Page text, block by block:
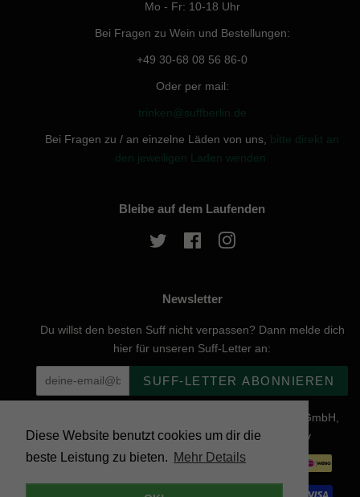
Diese Website benutzt cookies um dir die
beste Leistung zu bieten. Mehr Details
Mo - Fr: 10-18 Uhr
Bei Fragen zu Wein und Bestellungen:
+49 30-68 08 56 86-0
Oder per mail:
trinken@suffberlin.de
Bei Fragen zu / an einzelne Läden von uns, bitte direkt an
den jeweiligen Laden wenden.
Bleibe auf dem Laufenden
Twitter Facebook
Newsletter
Du willst den besten Suff nicht verpassen? Dann melde dich
hier für unseren Suff-Letter an:
SUFF-LETTER ABONNIEREN
Urheberrecht © 2026, website created by Naturgenuss GmbH,
Nobelstraße 20, 12057 Berlin - Powered by Shopify
Zahlungsarten